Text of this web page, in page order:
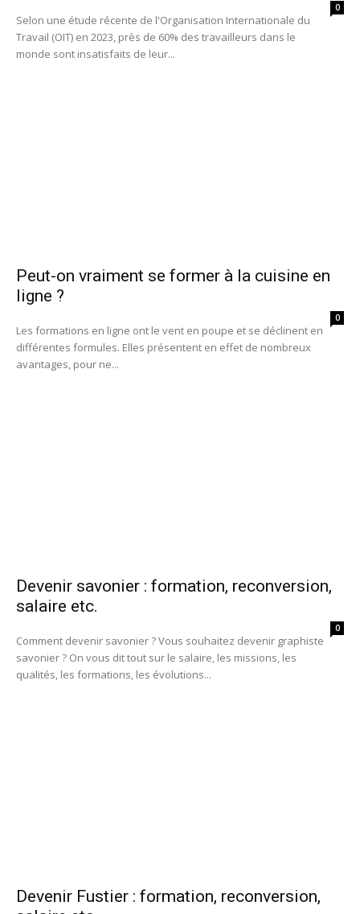
0
Selon une étude récente de l'Organisation Internationale du
Travail (OIT) en 2023, près de 60% des travailleurs dans le
monde sont insatisfaits de leur...
Peut-on vraiment se former à la cuisine en
ligne ?
0
Les formations en ligne ont le vent en poupe et se déclinent en
différentes formules. Elles présentent en effet de nombreux
avantages, pour ne...
Devenir savonier : formation, reconversion,
salaire etc.
0
Comment devenir savonier ? Vous souhaitez devenir graphiste
savonier ? On vous dit tout sur le salaire, les missions, les
qualités, les formations, les évolutions...
Devenir Fustier : formation, reconversion,